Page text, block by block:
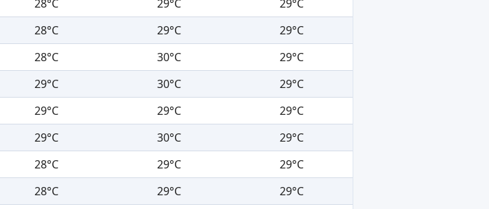
28°C 29°C
29°C
28°C 29°C
29°C
28°C 30°C
29°C
29°C 30°C
29°C
29°C 29°C
29°C
29°C 30°C
29°C
28°C 29°C
29°C
28°C 29°C
29°C